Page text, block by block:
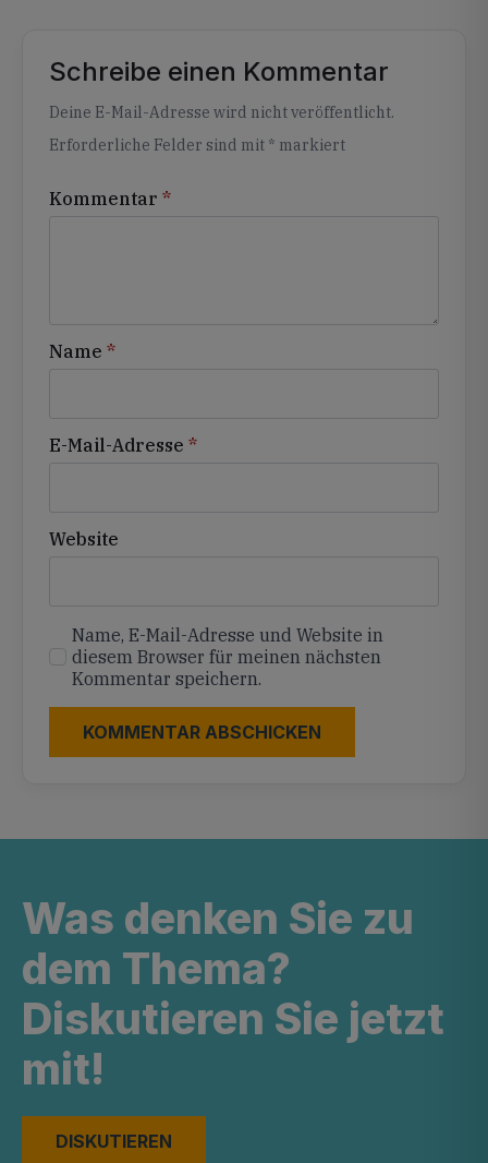
Schreibe einen Kommentar
Deine E-Mail-Adresse wird nicht veröffentlicht.
Erforderliche Felder sind mit * markiert
Kommentar *
Name *
E-Mail-Adresse *
Website
Name, E-Mail-Adresse und Website in
diesem Browser für meinen nächsten
Kommentar speichern.
Alternative:
Was denken Sie zu
dem Thema?
Diskutieren Sie jetzt
mit!
DISKUTIEREN